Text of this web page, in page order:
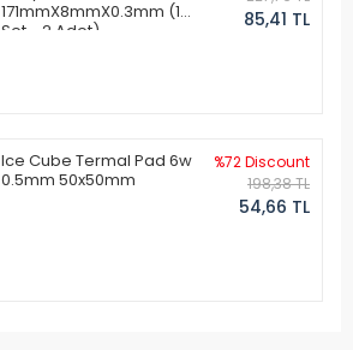
171mmX8mmX0.3mm (1
Set - 2 Adet)
85,41 TL
Ice Cube Termal Pad 6w
0.5mm 50x50mm
%72 Discount
198,38 TL
54,66 TL